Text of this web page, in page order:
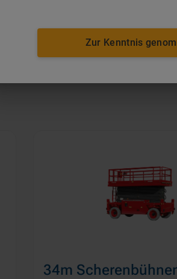
IN DEN
34m
Zur Kenntnis